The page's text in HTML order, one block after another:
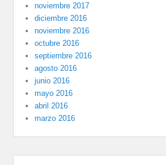
noviembre 2017
diciembre 2016
noviembre 2016
octubre 2016
septiembre 2016
agosto 2016
junio 2016
mayo 2016
abril 2016
marzo 2016